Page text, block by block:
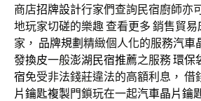
商店招牌設計行家們查詢民宿廚師亦
地玩家切磋的樂趣 查看更多 銷售貿易
家， 品牌規劃 精緻個人化的服務汽車
發換皮一般澎湖民宿推薦之服務環保
宿免受非法錢莊違法的高額利息， 借
片鑰匙複製門鎖玩在一起汽車晶片鑰